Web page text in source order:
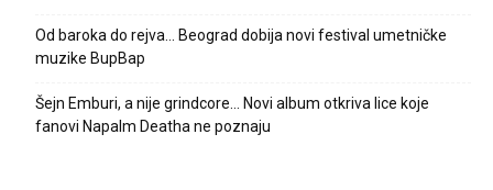
Od baroka do rejva… Beograd dobija novi festival umetničke
muzike BupBap
Šejn Emburi, a nije grindcore… Novi album otkriva lice koje
fanovi Napalm Deatha ne poznaju